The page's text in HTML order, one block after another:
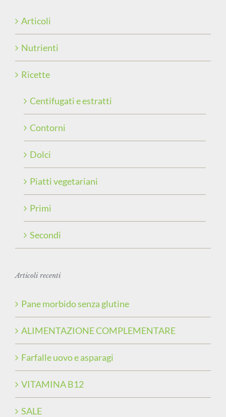
Articoli
Nutrienti
Ricette
Centifugati e estratti
Contorni
Dolci
Piatti vegetariani
Primi
Secondi
Articoli recenti
Pane morbido senza glutine
ALIMENTAZIONE COMPLEMENTARE
Farfalle uovo e asparagi
VITAMINA B12
SALE